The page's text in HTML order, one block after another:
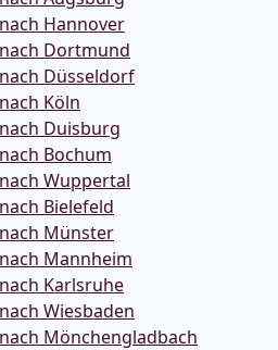
Hannover
Dortmund
Düsseldorf
Köln
Duisburg
Bochum
Wuppertal
Bielefeld
Münster
Mannheim
Karlsruhe
Wiesbaden
Mönchen­gladbach